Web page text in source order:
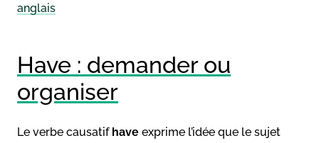
anglais
Have : demander ou
organiser
Le verbe causatif have exprime l’idée que le sujet